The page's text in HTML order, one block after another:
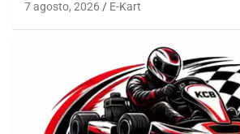
7 agosto, 2026 E-Kart